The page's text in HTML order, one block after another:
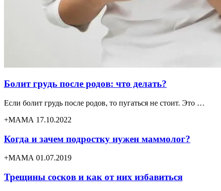
Болит грудь после родов: что делать?
Если болит грудь после родов, то пугаться не стоит. Это …
+МАМА 17.10.2022
Когда и зачем подростку нужен маммолог?
+МАМА 01.07.2019
Трещины сосков и как от них избавиться